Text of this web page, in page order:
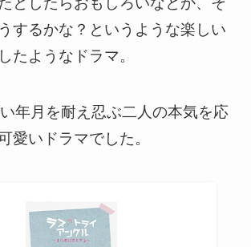
するかな？というような楽しい
たようなドラマ。
年月を耐え忍ぶ二人の本気を応
愛いドラマでした。